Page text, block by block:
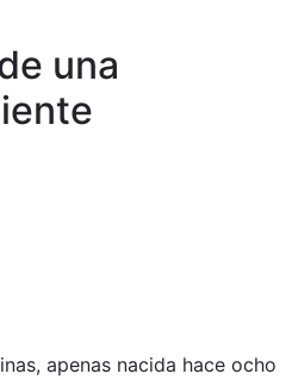
una
apenas nacida hace ocho